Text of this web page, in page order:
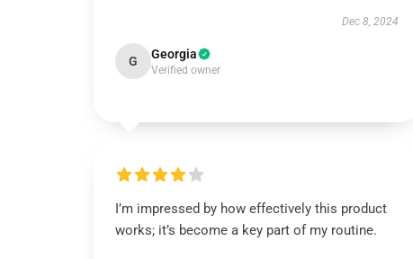
Dec 8, 2024
G Georgia
Verified owner
I’m impressed by how effectively this product
works; it’s become a key part of my routine.